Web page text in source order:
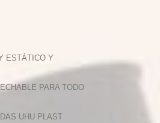
ESTÁTICO Y
PARA TODO
UHU PLAST